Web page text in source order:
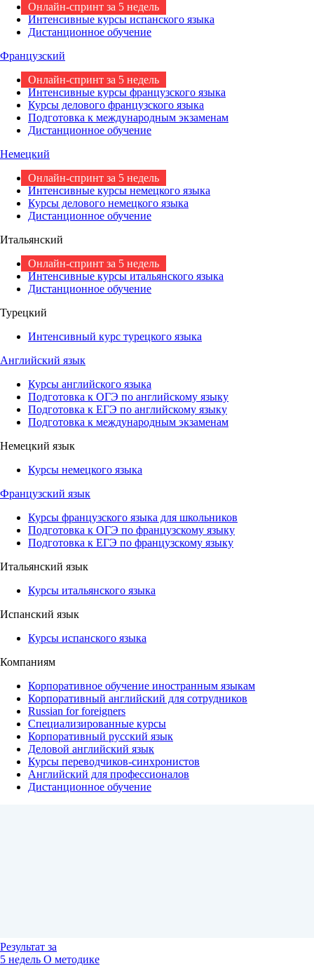
Онлайн-спринт за 5 недель
Интенсивные курсы испанского языка
Дистанционное обучение
Французский
Онлайн-спринт за 5 недель
Интенсивные курсы французского языка
Курсы делового французского языка
Подготовка к международным экзаменам
Дистанционное обучение
Немецкий
Онлайн-спринт за 5 недель
Интенсивные курсы немецкого языка
Курсы делового немецкого языка
Дистанционное обучение
Итальянский
Онлайн-спринт за 5 недель
Интенсивные курсы итальянского языка
Дистанционное обучение
Турецкий
Интенсивный курс турецкого языка
Английский язык
Курсы английского языка
Подготовка к ОГЭ по английскому языку
Подготовка к ЕГЭ по английскому языку
Подготовка к международным экзаменам
Немецкий язык
Курсы немецкого языка
Французский язык
Курсы французского языка для школьников
Подготовка к ОГЭ по французскому языку
Подготовка к ЕГЭ по французскому языку
Итальянский язык
Курсы итальянского языка
Испанский язык
Курсы испанского языка
Компаниям
Корпоративное обучение иностранным языкам
Корпоративный английский для сотрудников
Russian for foreigners
Специализированные курсы
Корпоративный русский язык
Деловой английский язык
Курсы переводчиков-синхронистов
Английский для профессионалов
Дистанционное обучение
Результат за
5 недель О методике